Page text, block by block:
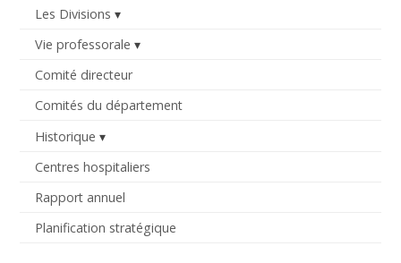
Les Divisions
Vie professorale
Comité directeur
Comités du département
Historique
Centres hospitaliers
Rapport annuel
Planification stratégique